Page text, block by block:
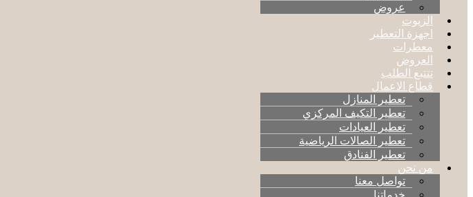
عروض
الزيوت
اجهزة التعطير
معطرات
العروض
تتتبع الطلب
قطاع الاعمال
تعطير المنازل
تعطير التكيف المركزي
تعطير العيادات
تعطير الصالات الرياضية
تعطير الفنادق
من نحن
تواصل معنا
خدماتنا